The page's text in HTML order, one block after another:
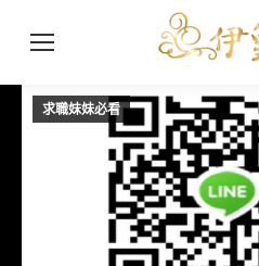
求職妹妹必看